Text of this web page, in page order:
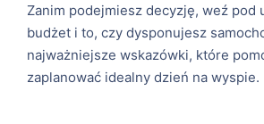
Zanim podejmiesz decyzję, weź pod
budżet i to, czy dysponujesz
najważniejsze wskazówki, które
zaplanować idealny dzień na wyspie.